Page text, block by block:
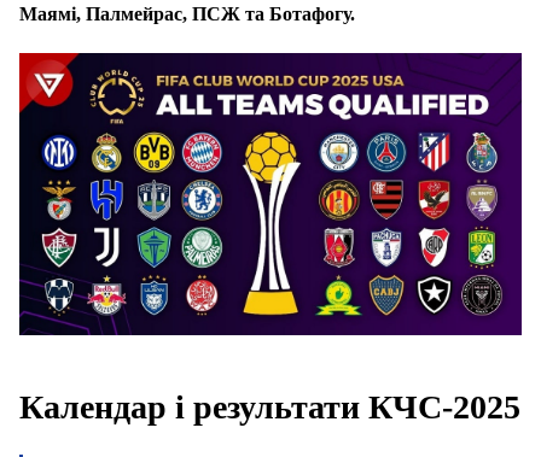
Маямі, Палмейрас, ПСЖ та Ботафогу.
Календар і результати КЧС-2025